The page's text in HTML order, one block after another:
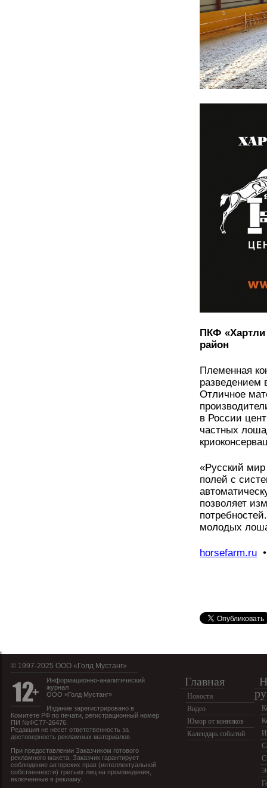
ПКФ «Хартли
район
Племенная
разведением
Отличное
в России
частных
«Русский мир
полей с
позволяет
молодых
horsefarm.ru
© 1997-2025 OOO «Голд Мустанг»
Информационно-аналитический
журнал
ООО «Голд Мустанг»
Издание зарегистрировано в
Комитете РФ по печати, регистрационный номер
ПИ №ФС77-26476.
Редакция не несет ответственность за
достоверность рекламных материалов.
При предоставлении Заказчиком готового
рекламного макета, Заказчик гарантирует
соблюдение авторских прав (интеллектуальной
собственности) третьих лиц на произведения,
включенные в рекламу.
Главная
Новости
Видео
Юмор от конников
Календарь событий